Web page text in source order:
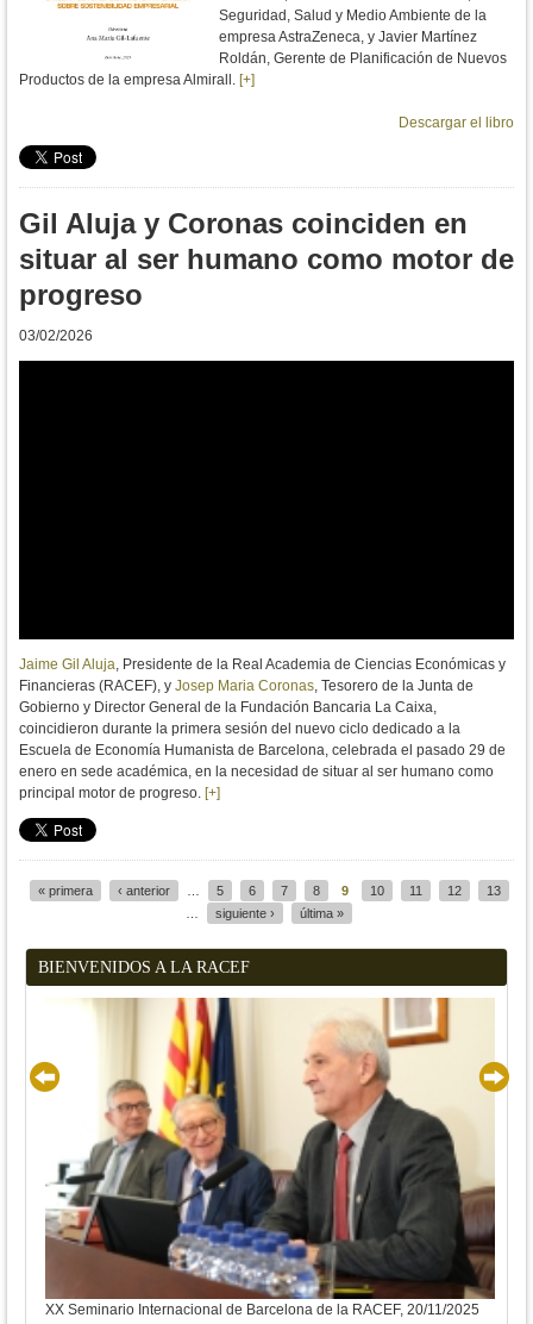
Seguridad, Salud y Medio Ambiente de la
empresa AstraZeneca, y Javier Martínez
Roldán, Gerente de Planificación de Nuevos
Productos de la empresa Almirall. [+]
Descargar el libro
Gil Aluja y Coronas coinciden en
situar al ser humano como motor de
progreso
03/02/2026
Jaime Gil Aluja, Presidente de la Real Academia de Ciencias Económicas y
Financieras (RACEF), y Josep Maria Coronas, Tesorero de la Junta de
Gobierno y Director General de la Fundación Bancaria La Caixa,
coincidieron durante la primera sesión del nuevo ciclo dedicado a la
Escuela de Economía Humanista de Barcelona, celebrada el pasado 29 de
enero en sede académica, en la necesidad de situar al ser humano como
principal motor de progreso. [+]
« primera ‹ anterior 5 6 7 8 9 10 11 12
13
siguiente › última »
BIENVENIDOS A LA RACEF
XX Seminario Internacional de Barcelona de la RACEF, 20/11/2025